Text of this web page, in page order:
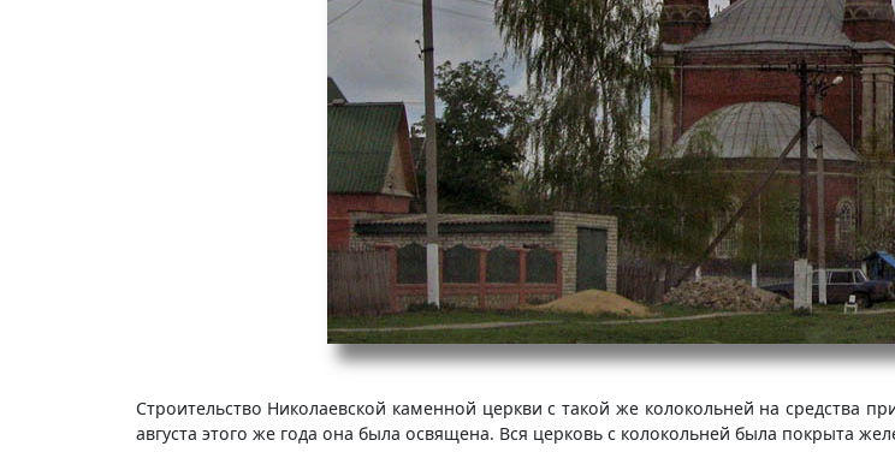
Строительство Николаевской каменной церкви с такой же колокольней на средства
августа этого же года она была освящена. Вся церковь с колокольней была покрыта